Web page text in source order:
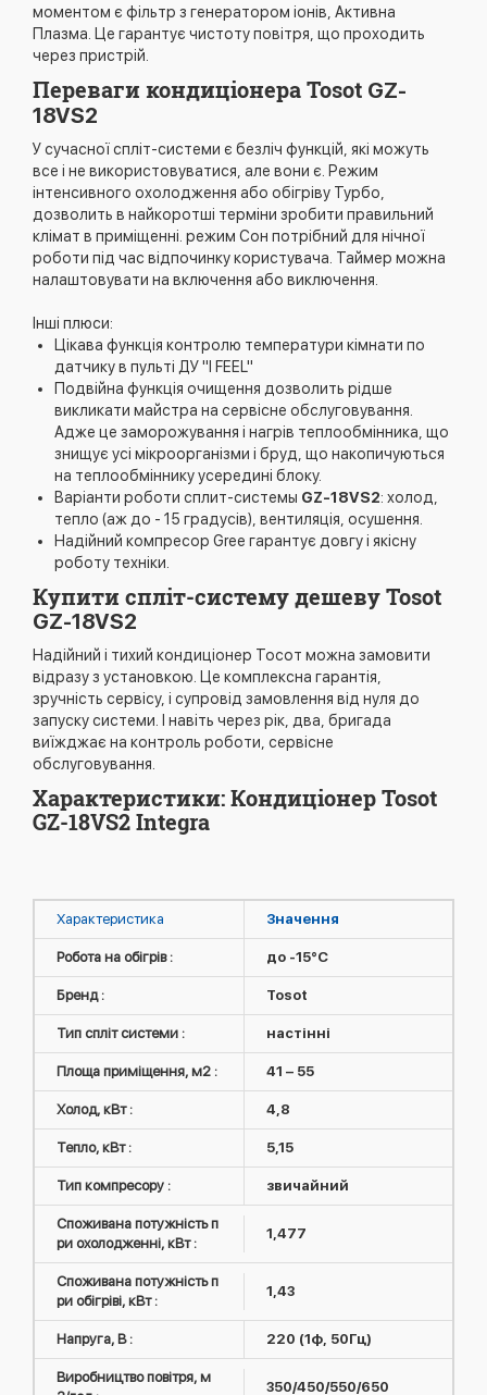
моментом є фільтр з генератором іонів, Активна
Плазма. Це гарантує чистоту повітря, що проходить
через пристрій.
Переваги кондиціонера Tosot GZ-
18VS2
У сучасної спліт-системи є безліч функцій, які можуть
все і не використовуватися, але вони є. Режим
інтенсивного охолодження або обігріву Турбо,
дозволить в найкоротші терміни зробити правильний
клімат в приміщенні. режим Сон потрібний для нічної
роботи під час відпочинку користувача. Таймер можна
налаштовувати на включення або виключення.
Інші плюси:
Цікава функція контролю температури кімнати по
датчику в пульті ДУ "I FEEL"
Подвійна функція очищення дозволить рідше
викликати майстра на сервісне обслуговування.
Адже це заморожування і нагрів теплообмінника, що
знищує усі мікроорганізми і бруд, що накопичуються
на теплообміннику усередині блоку.
Варіанти роботи сплит-системы GZ-18VS2: холод,
тепло (аж до - 15 градусів), вентиляція, осушення.
Надійний компресор Gree гарантує довгу і якісну
роботу техніки.
Купити спліт-систему дешеву Tosot
GZ-18VS2
Надійний і тихий кондиціонер Тосот можна замовити
відразу з установкою. Це комплексна гарантія,
зручність сервісу, і супровід замовлення від нуля до
запуску системи. І навіть через рік, два, бригада
виїжджає на контроль роботи, сервісне
обслуговування.
Характеристики: Кондиціонер Tosot
GZ-18VS2 Integra
Характеристика Значення
Робота на обігрів : до -15°C
Бренд : Tosot
Тип спліт системи : настінні
Площа приміщення, м2 : 41 – 55
Холод, кВт : 4,8
Тепло, кВт : 5,15
Тип компресору : звичайний
Споживана потужність п
ри охолодженні, кВт :
1,477
Споживана потужність п
ри обігріві, кВт :
1,43
Напруга, В : 220 (1ф, 50Гц)
Виробництво повітря, м
350/450/550/650